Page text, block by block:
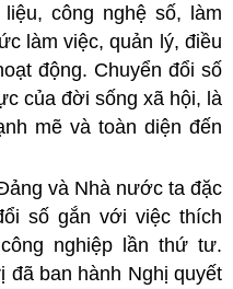
công nghệ số, làm
làm việc, quản lý, điều
động. Chuyển đổi số
của đời sống xã hội, là
mẽ và toàn diện đến
và Nhà nước ta đặc
số gắn với việc thích
nghiệp lần thứ tư.
đã ban hành Nghị quyết